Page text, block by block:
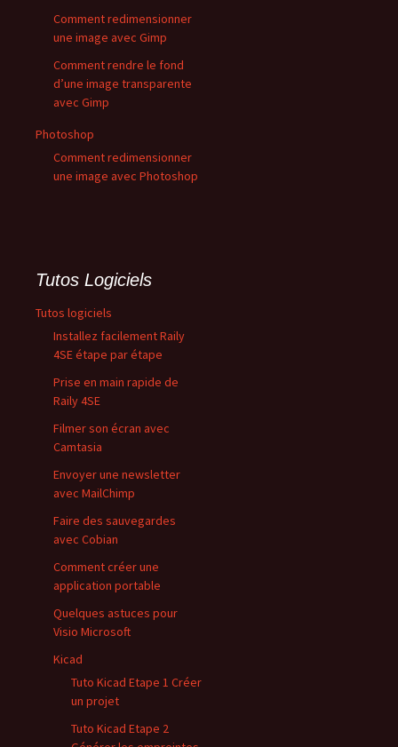
Comment redimensionner
une image avec Gimp
Comment rendre le fond
d’une image transparente
avec Gimp
Photoshop
Comment redimensionner
une image avec Photoshop
Tutos Logiciels
Tutos logiciels
Installez facilement Raily
4SE étape par étape
Prise en main rapide de
Raily 4SE
Filmer son écran avec
Camtasia
Envoyer une newsletter
avec MailChimp
Faire des sauvegardes
avec Cobian
Comment créer une
application portable
Quelques astuces pour
Visio Microsoft
Kicad
Tuto Kicad Etape 1 Créer
un projet
Tuto Kicad Etape 2